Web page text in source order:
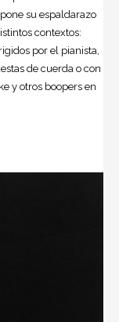
su espaldarazo
contextos:
por el pianista,
de cuerda o con
y otros boopers en